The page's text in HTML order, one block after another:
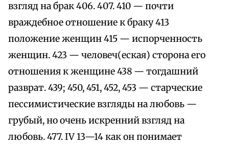
взгляд на брак 406. 407. 410 — почти
враждебное отношение к браку 413
положение женщин 415 — испорченность
женщин. 423 — человеч(еская) сторона его
отношения к женщине 438 — тогдашний
разврат. 439; 450, 451, 452, 453 — старческие
пессимистические взгляды на любовь —
грубый, но очень искренний взгляд на
любовь. 477. IV 13—14 как он понимает